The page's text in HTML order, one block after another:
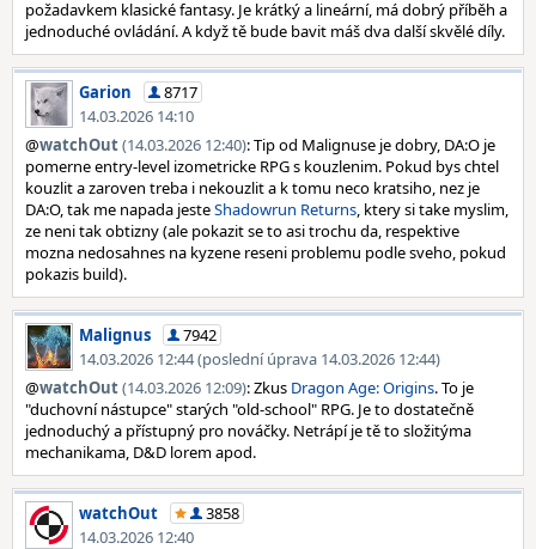
požadavkem klasické fantasy. Je krátký a lineární, má dobrý příběh a
jednoduché ovládání. A když tě bude bavit máš dva další skvělé díly.
Garion
8717
14.03.2026 14:10
@watchOut(14.03.2026 12:40): Tip od Malignuse je dobry, DA:O je
pomerne entry-level izometricke RPG s kouzlenim. Pokud bys chtel
kouzlit a zaroven treba i nekouzlit a k tomu neco kratsiho, nez je
DA:O, tak me napada jesteShadowrun Returns, ktery si take myslim,
ze neni tak obtizny (ale pokazit se to asi trochu da, respektive
mozna nedosahnes na kyzene reseni problemu podle sveho, pokud
pokazis build).
Malignus
7942
14.03.2026 12:44 (poslední úprava 14.03.2026 12:44)
@watchOut(14.03.2026 12:09): Zkus Dragon Age: Origins. To je
"duchovní nástupce" starých "old-school" RPG. Je to dostatečně
jednoduchý a přístupný pro nováčky. Netrápí je tě to složitýma
mechanikama, D&D lorem apod.
watchOut
3858
14.03.2026 12:40